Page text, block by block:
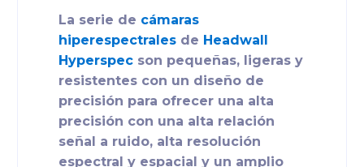
La serie de cámaras
hiperespectrales de Headwall
Hyperspec son pequeñas, ligeras y
resistentes con un diseño de
precisión para ofrecer una alta
precisión con una alta relación
señal a ruido, alta resolución
espectral y espacial y un amplio